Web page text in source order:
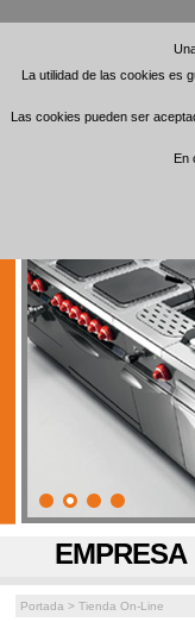
La utilidad de las cookies es
Las cookies pueden ser
En
La utilidad de las cookies es
Las cookies pueden ser
En
EMPRESA
Portada > Tienda On-Line